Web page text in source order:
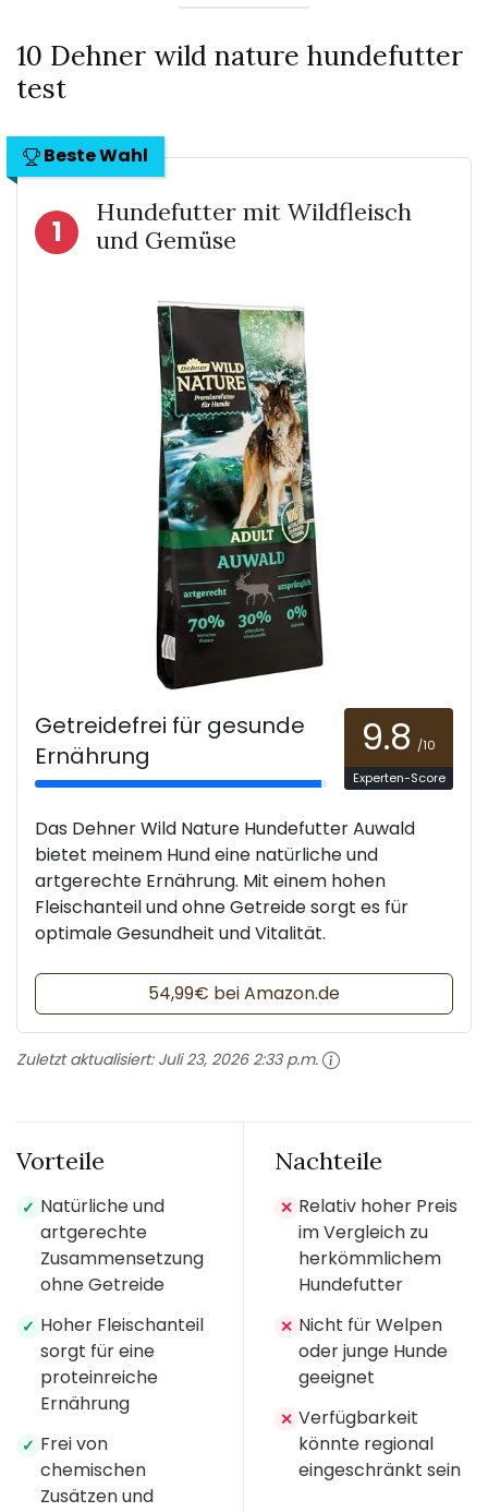
10 Dehner wild nature hundefutter
test
Beste Wahl
1
Hundefutter mit Wildfleisch
und Gemüse
Getreidefrei für gesunde
Ernährung
9.8 /10
Experten-Score
Das Dehner Wild Nature Hundefutter Auwald
bietet meinem Hund eine natürliche und
artgerechte Ernährung. Mit einem hohen
Fleischanteil und ohne Getreide sorgt es für
optimale Gesundheit und Vitalität.
54,99€ bei Amazon.de
Zuletzt aktualisiert: Juli 23, 2026 2:33 p.m.
Vorteile
✓ Natürliche und
artgerechte
Zusammensetzung
ohne Getreide
✓ Hoher Fleischanteil
sorgt für eine
proteinreiche
Ernährung
✓ Frei von
chemischen
Zusätzen und
Nachteile
✕ Relativ hoher Preis
im Vergleich zu
herkömmlichem
Hundefutter
✕ Nicht für Welpen
oder junge Hunde
geeignet
✕ Verfügbarkeit
könnte regional
eingeschränkt sein